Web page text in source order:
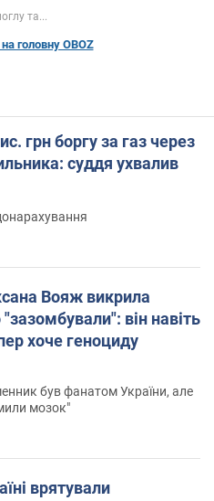
та...
головну OBOZ
грн боргу за газ через
суддя ухвалив
Вояж викрила
він навіть
хоче геноциду
був фанатом України, але
мозок"
врятували